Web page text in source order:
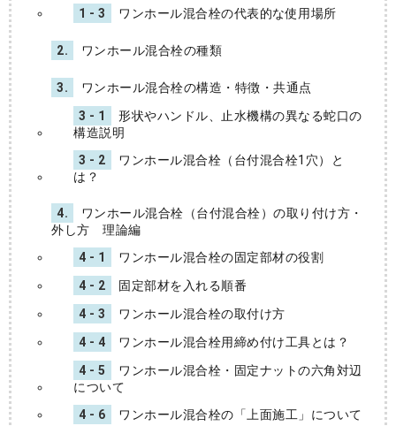
1 - 3
ワンホール混合栓の代表的な使用場所
2. ワンホール混合栓の種類
3.
ワンホール混合栓の構造・特徴・共通点
3 - 1
形状やハンドル、止水機構の異なる蛇口の
構造説明
3 - 2
ワンホール混合栓（台付混合栓1穴）と
は？
4.
ワンホール混合栓（台付混合栓）の取り付け方・
外し方 理論編
4 - 1
ワンホール混合栓の固定部材の役割
4 - 2
固定部材を入れる順番
4 - 3
ワンホール混合栓の取付け方
4 - 4
ワンホール混合栓用締め付け工具とは？
4 - 5
ワンホール混合栓・固定ナットの六角対辺
について
4 - 6
ワンホール混合栓の「上面施工」について